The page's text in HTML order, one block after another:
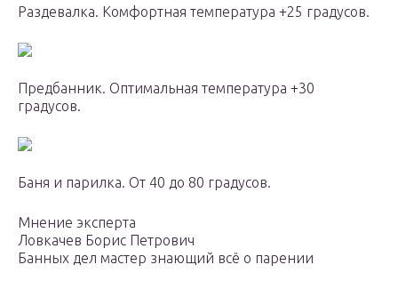
Раздевалка. Комфортная температура +25 градусов.
Предбанник. Оптимальная температура +30
градусов.
Баня и парилка. От 40 до 80 градусов.
Мнение эксперта
Ловкачев Борис Петрович
Банных дел мастер знающий всё о парении